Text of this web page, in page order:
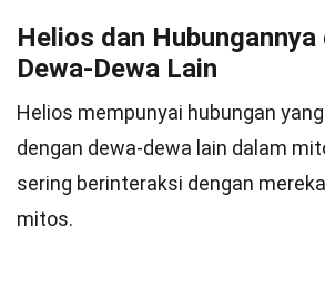
Helios dan Hubungannya
Dewa-Dewa Lain
Helios mempunyai hubungan
dengan dewa-dewa lain dalam
sering berinteraksi dengan
mitos.